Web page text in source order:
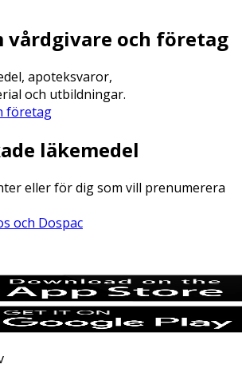
vårdgivare och företag
apoteksvaror,
och utbildningar.
företag
läkemedel
eller för dig som vill prenumerera
och Dospac